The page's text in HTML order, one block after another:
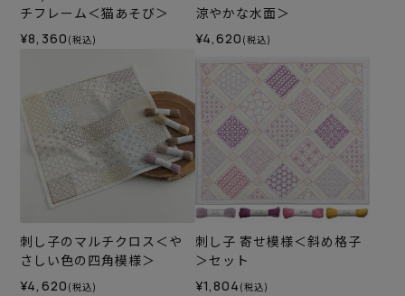
チフレーム＜猫あそび＞
¥8,360 (税込)
涼やかな水面＞
¥4,620 (税込)
刺し子のマルチクロス＜や
さしい色の四角模様＞
¥4,620 (税込)
刺し子 寄せ模様＜斜め格子
＞セット
¥1,804 (税込)